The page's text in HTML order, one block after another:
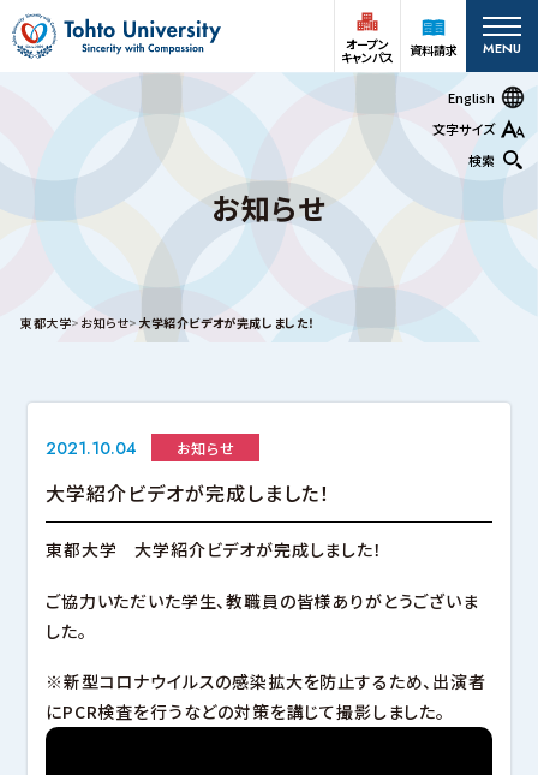
English
文字サイズ
検索
オープン
キャンパス 資料請求
アクセス お問い合わせ
保護者の方
大学案内
大学ガイド
深谷キャンパス
深谷キャンパスTOP
管理栄養学部 管理栄養学科
キャンパスライフ
就職
幕張キャンパス
幕張ヒューマンケア学部 看護学科
幕張ヒューマンケア学部 臨床工学科
幕張ヒューマンケア学部 健康科学科
キャンパスライフ
就職
沼津キャンパス
沼津キャンパスTOP
沼津ヒューマンケア学部 看護学科
キャンパスライフ
就職
MENU
東都大学 お知らせ 大学紹介ビデオが完成しました！
お知らせ
2021.10.04 お知らせ
大学紹介ビデオが完成しました！
東都大学 大学紹介ビデオが完成しました！
ご協力いただいた学生、教職員の皆様ありがとうございま
した。
※新型コロナウイルスの感染拡大を防止するため、出演者
にPCR検査を行うなどの対策を講じて撮影しました。